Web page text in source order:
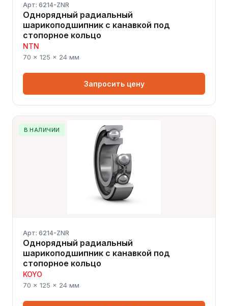
Арт: 6214-ZNR
Однорядный радиальный
шарикоподшипник с канавкой под
стопорное кольцо
NTN
70 × 125 × 24 мм
Запросить цену
В НАЛИЧИИ
Арт: 6214-ZNR
Однорядный радиальный
шарикоподшипник с канавкой под
стопорное кольцо
KOYO
70 × 125 × 24 мм